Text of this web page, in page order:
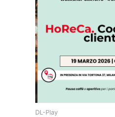
DL-Play